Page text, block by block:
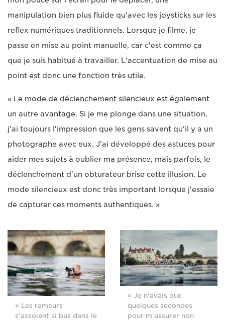
manipulation bien plus fluide qu'avec les joysticks sur les
reflex numériques traditionnels. Lorsque je filme, je
passe en mise au point manuelle, car c'est comme ça
que je suis habitué à travailler. L'accentuation de mise au
point est donc une fonction très utile.
« Le mode de déclenchement silencieux est également
un autre avantage. Si je me plonge dans une situation,
j'ai toujours l'impression que les gens savent qu'il y a un
photographe avec eux. J'ai développé des astuces pour
aider mes sujets à oublier ma présence, mais parfois, le
déclenchement d'un obturateur brise cette illusion. Le
mode silencieux est donc très important lorsque j'essaie
de capturer ces moments authentiques. »
« Les rameurs
s'assoient si bas dans le
« Je n'avais que
quelques secondes
pour m'assurer non